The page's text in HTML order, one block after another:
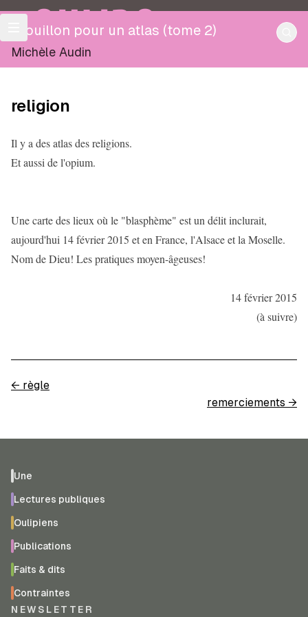
OULIPO
Brouillon pour un atlas (tome 2)
Michèle Audin
religion
Il y a des atlas des religions.
Et aussi de l'opium.
Une carte des lieux où le "blasphème" est un délit inclurait,
aujourd'hui 14 février 2015 et en France, l'Alsace et la Moselle.
Nom de Dieu! Les pratiques moyen-âgeuses!
14 février 2015
(à suivre)
← règle
remerciements →
Une
Lectures publiques
Oulipiens
Publications
Faits & dits
Contraintes
NEWSLETTER